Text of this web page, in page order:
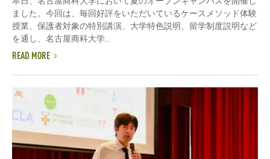
ました。今回は、毎回好評をいただいているケースメソッド体験
授業、保護者対象の特別講演、大学特色説明、留学制度説明など
を通し、名古屋商科大学...
READ MORE